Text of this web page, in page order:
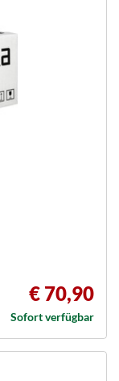
€ 70,90
Sofort verfügbar